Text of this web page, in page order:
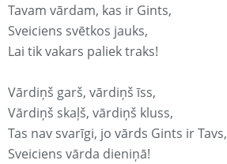
Tavam vārdam, kas ir Gints,
Sveiciens svētkos jauks,
Lai tik vakars paliek traks!
Vārdiņš garš, vārdiņš īss,
Vārdiņš skaļš, vārdiņš kluss,
Tas nav svarīgi, jo vārds Gints ir Tavs,
Sveiciens vārda dieniņā!